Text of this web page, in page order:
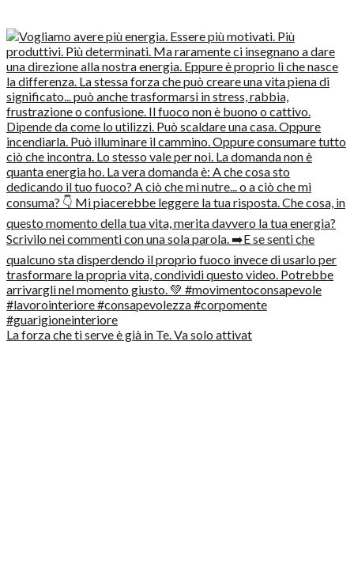
La forza che ti serve è già in Te. Va solo attivat